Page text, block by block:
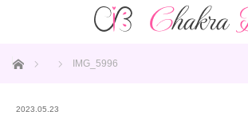
ホーム IMG_5996
2023.05.23